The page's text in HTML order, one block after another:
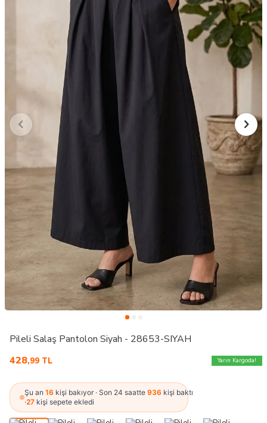
Pileli Salaş Pantolon Siyah - 28653-SIYAH
428,99 TL Yarın Kargoda!
Şu an 16 kişi bakıyor · Son 24 saatte 936 kişi baktı
·27 kişi sepete ekledi